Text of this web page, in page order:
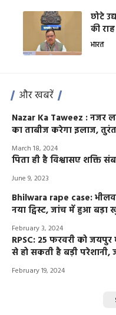
छोटे
की
भारत
और खबरें
Nazar Ka Taweez : नजर
का ताबीज करेगा इलाज,
March 18, 2024
पिता ही है विश्वासए शक्ति
June 9, 2023
Bhilwara rape case:
नया ट्विस्ट, जांच में हुआ बड़ा
February 3, 2024
RPSC: 25 फरवरी को
से हो सकती है बड़ी परेशानी,
February 19, 2024